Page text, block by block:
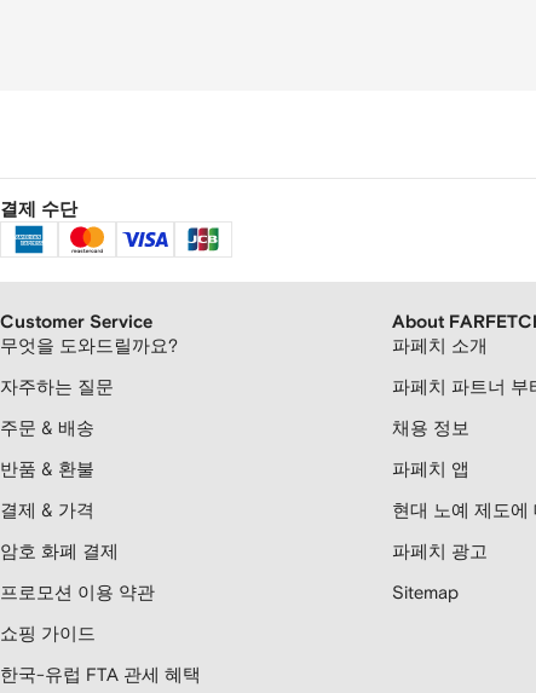
결제 수단
Customer Service
무엇을 도와드릴까요?
자주하는 질문
주문 & 배송
반품 & 환불
결제 & 가격
암호 화폐 결제
프로모션 이용 약관
쇼핑 가이드
한국-유럽 FTA 관세 혜택
About
파페치 소개
파페치 파트너 부
채용 정보
파페치 앱
현대 노예 제도에
파페치 광고
Sitemap